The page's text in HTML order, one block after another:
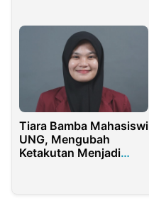
Tiara Bamba Mahasiswi
UNG, Mengubah
Ketakutan Menjadi